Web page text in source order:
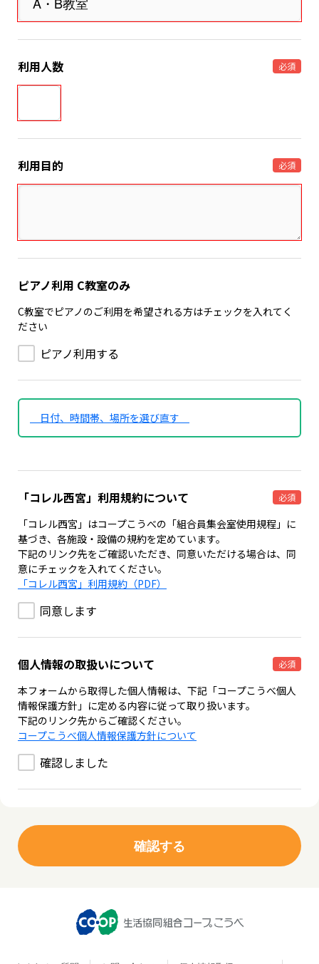
利用人数 必須
利用目的 必須
ピアノ利用 C教室のみ
C教室でピアノのご利用を希望される方はチェックを入れてく
ださい
ピアノ利用する
日付、時間帯、場所を選び直す
「コレル西宮」利用規約について 必須
「コレル西宮」はコープこうべの「組合員集会室使用規程」に
基づき、各施設・設備の規約を定めています。
下記のリンク先をご確認いただき、同意いただける場合は、同
意にチェックを入れてください。
「コレル西宮」利用規約（PDF）
同意します
個人情報の取扱いについて 必須
本フォームから取得した個人情報は、下記「コープこうべ個人
情報保護方針」に定める内容に従って取り扱います。
下記のリンク先からご確認ください。
コープこうべ個人情報保護方針について
確認しました